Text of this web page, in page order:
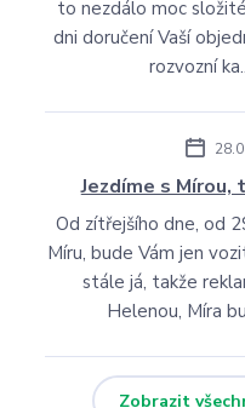
to nezdálo moc
dni doručení Vaší
rozvozní
Jezdíme s
Od zítřejšího dne, od
Míru, bude Vám jen
stále já, takže
Helenou, Míra
Zobrazit